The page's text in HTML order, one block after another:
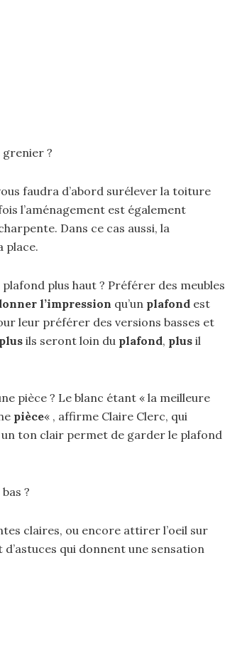
grenier ?
faudra d’abord surélever la toiture
l’aménagement est également
Dans ce cas aussi, la
place.
plus haut ? Préférer des meubles
l’impression qu’un plafond est
leur préférer des versions basses et
plus ils seront loin du plafond, plus il
pièce ? Le blanc étant « la meilleure
pièce« , affirme Claire Clerc, qui
ton clair permet de garder le plafond
?
claires, ou encore attirer l’oeil sur
qui donnent une sensation